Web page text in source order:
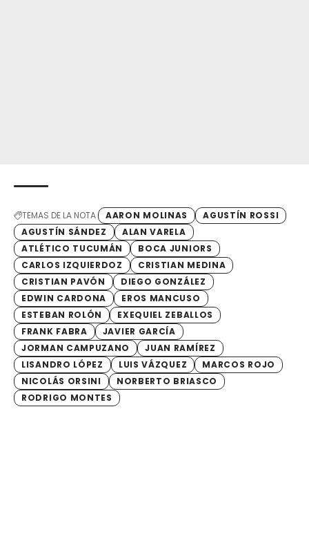
TEMAS DE LA NOTA AARON MOLINAS
AGUSTÍN ROSSI
AGUSTÍN SÁNDEZ
ALAN VARELA
ATLÉTICO TUCUMÁN
BOCA JUNIORS
CARLOS IZQUIERDOZ
CRISTIAN MEDINA
CRISTIAN PAVÓN
DIEGO GONZÁLEZ
EDWIN CARDONA
EROS MANCUSO
ESTEBAN ROLÓN
EXEQUIEL ZEBALLOS
FRANK FABRA
JAVIER GARCÍA
JORMAN CAMPUZANO
JUAN RAMÍREZ
LISANDRO LÓPEZ
LUIS VÁZQUEZ
MARCOS ROJO
NICOLÁS ORSINI
NORBERTO BRIASCO
RODRIGO MONTES